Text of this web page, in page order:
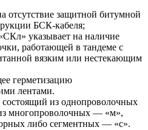
отсутствие защитной битумной
БСК-кабеля;
указывает на наличие
работающей в тандеме с
вязким или нестекающим
герметизацию
лентами.
состоящий из однопроволочных
многопроволочных — «м»,
либо сегментных — «с».